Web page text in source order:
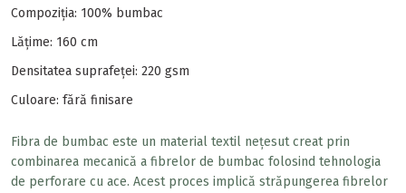
Compoziția: 100% bumbac
Lăţime: 160 cm
Densitatea suprafeței: 220 gsm
Culoare: fără finisare
Fibra de bumbac este un material textil nețesut creat prin
combinarea mecanică a fibrelor de bumbac folosind tehnologia
de perforare cu ace. Acest proces implică străpungerea fibrelor